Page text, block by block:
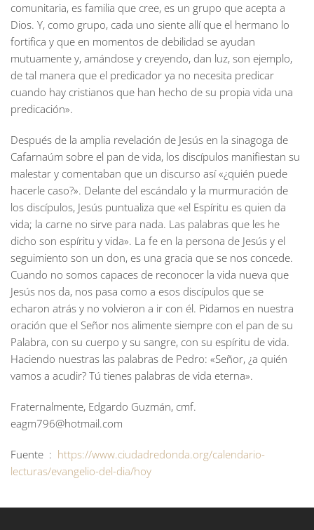
comunitaria, es familia que cree, es un grupo que acepta a
Dios. Y, como grupo, cada uno siente allí que el hermano lo
fortifica y que en momentos de debilidad se ayudan
mutuamente y, amándose y creyendo, dan luz, son ejemplo,
de tal manera que el predicador ya no necesita predicar
cuando hay cristianos que han hecho de su propia vida una
predicación».
Después de la amplia revelación de Jesús en la sinagoga de
Cafarnaúm sobre el pan de vida, los discípulos manifiestan su
malestar y comentaban que un discurso así «¿quién puede
hacerle caso?». Delante del escándalo y la murmuración de
los discípulos, Jesús puntualiza que «el Espíritu es quien da
vida; la carne no sirve para nada. Las palabras que les he
dicho son espíritu y vida». La fe en la persona de Jesús y el
seguimiento son un don, es una gracia que se nos concede.
Cuando no somos capaces de reconocer la vida nueva que
Jesús nos da, nos pasa como a esos discípulos que se
echaron atrás y no volvieron a ir con él. Pidamos en nuestra
oración que el Señor nos alimente siempre con el pan de su
Palabra, con su cuerpo y su sangre, con su espíritu de vida.
Haciendo nuestras las palabras de Pedro: «Señor, ¿a quién
vamos a acudir? Tú tienes palabras de vida eterna».
Fraternalmente, Edgardo Guzmán, cmf.
eagm796@hotmail.com
Fuente : https://www.ciudadredonda.org/calendario-
lecturas/evangelio-del-dia/hoy